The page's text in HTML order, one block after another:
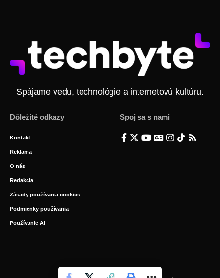
Spájame vedu, technológie a internetovú kultúru.
Dôležité odkazy
Kontakt
Reklama
O nás
Redakcia
Zásady používania cookies
Podmienky používania
Používanie AI
Spoj sa s nami